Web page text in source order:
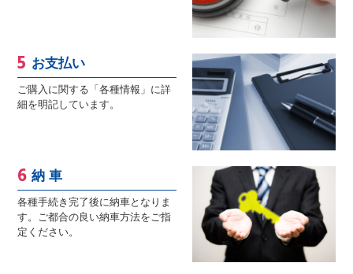
お支払い
ご購入に関する「各種情報」に詳
細を明記しています。
納 車
各種手続き完了後に納車となりま
す。ご都合の良い納車方法をご指
定ください。